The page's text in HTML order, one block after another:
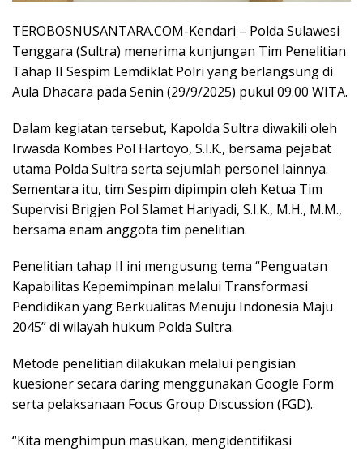
TEROBOSNUSANTARA.COM-Kendari – Polda Sulawesi
Tenggara (Sultra) menerima kunjungan Tim Penelitian
Tahap II Sespim Lemdiklat Polri yang berlangsung di
Aula Dhacara pada Senin (29/9/2025) pukul 09.00 WITA.
Dalam kegiatan tersebut, Kapolda Sultra diwakili oleh
Irwasda Kombes Pol Hartoyo, S.I.K., bersama pejabat
utama Polda Sultra serta sejumlah personel lainnya.
Sementara itu, tim Sespim dipimpin oleh Ketua Tim
Supervisi Brigjen Pol Slamet Hariyadi, S.I.K., M.H., M.M.,
bersama enam anggota tim penelitian.
Penelitian tahap II ini mengusung tema “Penguatan
Kapabilitas Kepemimpinan melalui Transformasi
Pendidikan yang Berkualitas Menuju Indonesia Maju
2045” di wilayah hukum Polda Sultra.
Metode penelitian dilakukan melalui pengisian
kuesioner secara daring menggunakan Google Form
serta pelaksanaan Focus Group Discussion (FGD).
“Kita menghimpun masukan, mengidentifikasi